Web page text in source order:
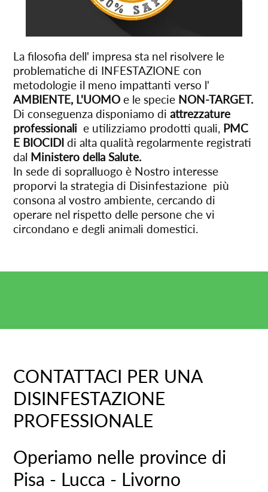
La filosofia dell' impresa sta nel risolvere le
problematiche di INFESTAZIONE con
metodologie il meno impattanti verso l'
AMBIENTE, L'UOMO e le specie NON-TARGET.
Di conseguenza disponiamo diattrezzature
professionali e utilizziamo prodotti quali, PMC
E BIOCIDIdi alta qualità regolarmente registrati
dal Ministero della Salute.
In sede di sopralluogo è Nostro interesse
proporvi la strategia di Disinfestazione più
consona al vostro ambiente, cercando di
operare nel rispetto delle persone che vi
circondano e degli animali domestici.
CONTATTACI PER UNA
DISINFESTAZIONE
PROFESSIONALE
Operiamo nelle province di
Pisa - Lucca - Livorno